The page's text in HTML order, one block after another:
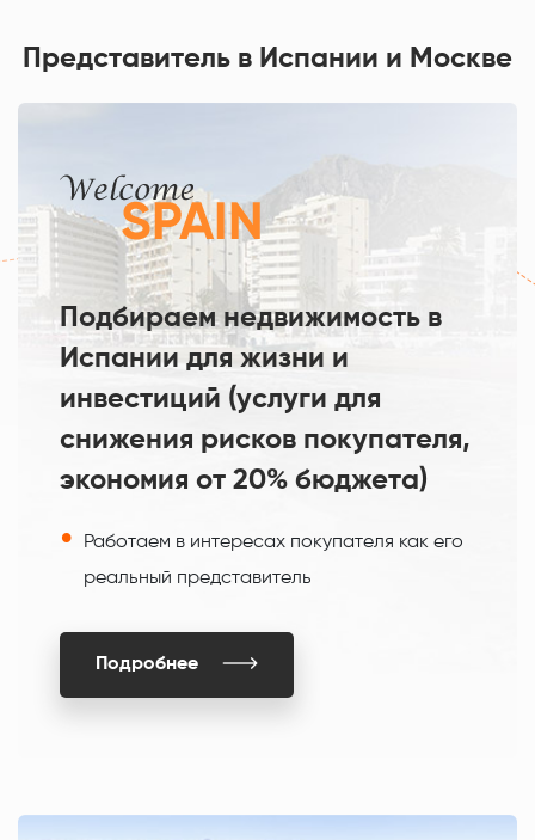
Представитель в Испании и Москве
Подбираем недвижимость в
Испании для жизни и
инвестиций (услуги для
снижения рисков покупателя,
экономия от 20% бюджета)
Работаем в интересах покупателя как его
реальный представитель
Подробнее